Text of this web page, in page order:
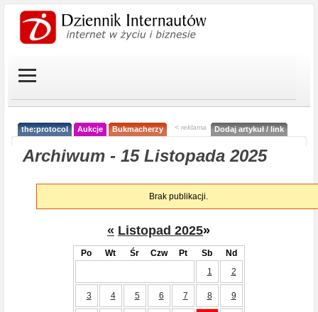
the:protocol Aukcje Bukmacherzy < reklama Dodaj artykuł / link
Archiwum - 15 Listopada 2025
Brak publikacji.
« Listopad 2025»
Po Wt Śr Czw Pt Sb
Nd
1
2
3 4 5 6 7 8 9